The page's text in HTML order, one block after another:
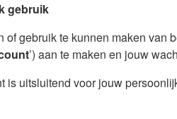
gebruik
of gebruik te kunnen maken
’) aan te maken en jouw
is uitsluitend voor jouw